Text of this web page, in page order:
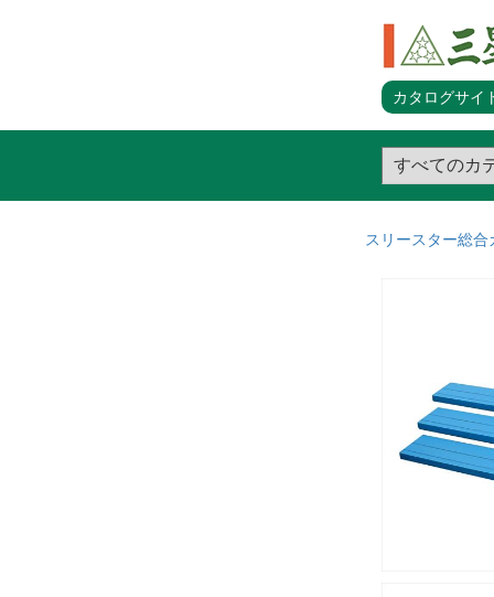
カタログサイ
スリースター総合